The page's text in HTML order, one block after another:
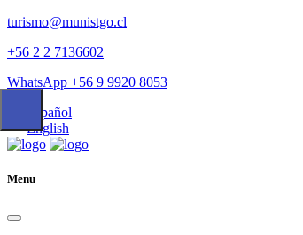
turismo@munistgo.cl
+56 2 2 7136602
WhatsApp +56 9 9920 8053
Español
English
Menu